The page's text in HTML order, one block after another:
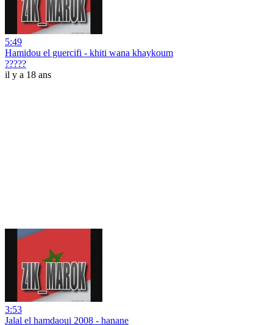
5:49
Hamidou el guercifi - khiti wana khaykoum
?????
il y a 18 ans
3:53
Jalal el hamdaoui 2008 - hanane